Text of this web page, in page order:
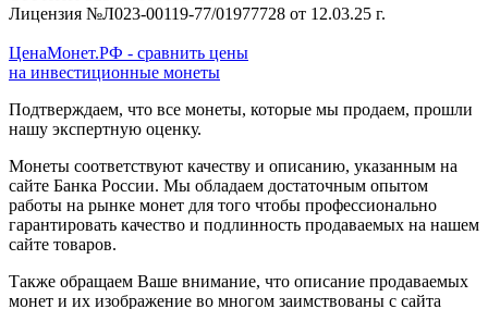
Лицензия №Л023-00119-77/01977728 от 12.03.25 г.
ЦенаМонет.РФ - сравнить цены
на инвестиционные монеты
Подтверждаем, что все монеты, которые мы продаем, прошли
нашу экспертную оценку.
Монеты соответствуют качеству и описанию, указанным на
сайте Банка России. Мы обладаем достаточным опытом
работы на рынке монет для того чтобы профессионально
гарантировать качество и подлинность продаваемых на нашем
сайте товаров.
Также обращаем Ваше внимание, что описание продаваемых
монет и их изображение во многом заимствованы с сайта